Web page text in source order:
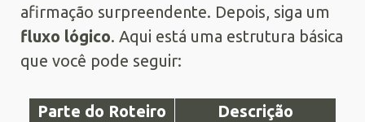
afirmação surpreendente. Depois, siga um
fluxo lógico. Aqui está uma estrutura básica
que você pode seguir:
Parte do Roteiro Descrição